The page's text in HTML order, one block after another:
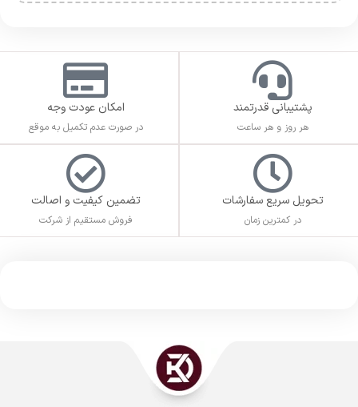
پشتیبانی قدرتمند
هر روز و هر ساعت
امکان عودت وجه
در صورت عدم تکمیل به موقع
تحویل سریع سفارشات
در کمترین زمان
تضمین کیفیت و اصالت
فروش مستقیم از شرکت